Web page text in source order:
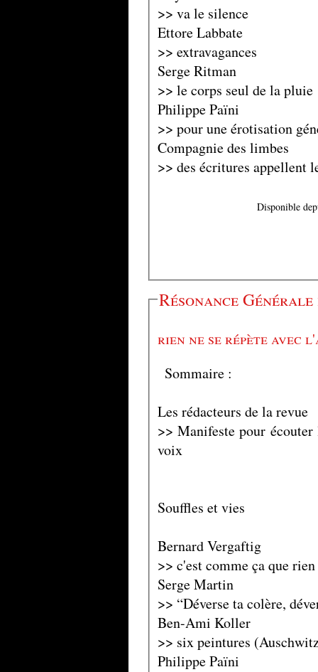
>> va le silence
Ettore Labbate
>> extravagances
Serge Ritman
>> le corps seul de la pluie
Philippe Païni
>> pour une érotisation
Compagnie des limbes
>> des écritures appellent
Disponible
Résonance Générale
rien ne se répète avec
Sommaire :
Les rédacteurs de la revue
>> Manifeste pour
voix
Souffles et vies
Bernard Vergaftig
>> c'est comme ça que rien
Serge Martin
>> “Déverse ta colère,
Ben-Ami Koller
>> six peintures
Philippe Païni